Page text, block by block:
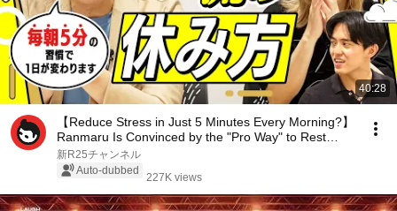
40:28
【Reduce Stress in Just 5 Minutes Every Morning?】
Ranmaru Is Convinced by the "Pro Way" to Rest
Pra...
新R25チャンネル
Auto-dubbed
227K views